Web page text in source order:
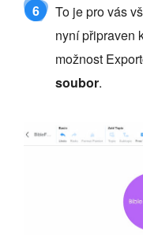
6
To je pro vás
nyní připraven
možnost
soubor.